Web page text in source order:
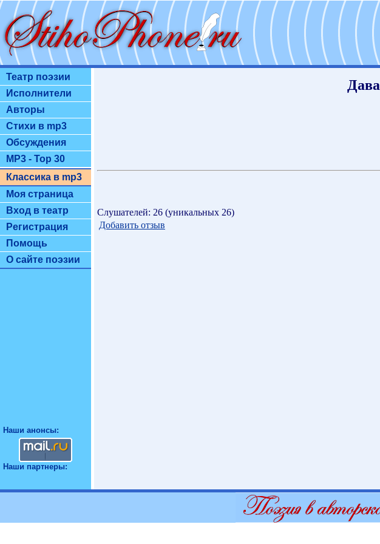
Театр поэзии
Исполнители
Авторы
Стихи в mp3
Обсуждения
MP3 - Top 30
Классика в mp3
Моя страница
Вход в театр
Регистрация
Помощь
О сайте поэзии
Наши анонсы:
Наши партнеры:
Слушателей: 26 (уникальных 26)
Добавить отзыв